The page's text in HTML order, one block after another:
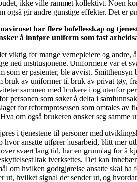
ikke ville rammet kollektivt. Noen
også gir andre gunstige effekter. Det er
har flere bofellesskap og
å innføre uniform som fast
viktig for mange vernepleiere og andre,
ned institusjonene. Uniformene var et
som er pasienter, ble avvist.
bruk av uniformer til bruk av privat tøy,
sammen med brukere i og utenfor
personen som søker å delta i
for reformprosessen som omtales
om også brukeren ønsker seg
i tjenestene til personer med
hvor ansatte utfører husarbeid, blitt mer
svært lang tid, har en grunnlag for å
iverksettes. Det kan
om hvilken godtgjørelse ansatte skal
ut, hvilket signal det sender ut, og